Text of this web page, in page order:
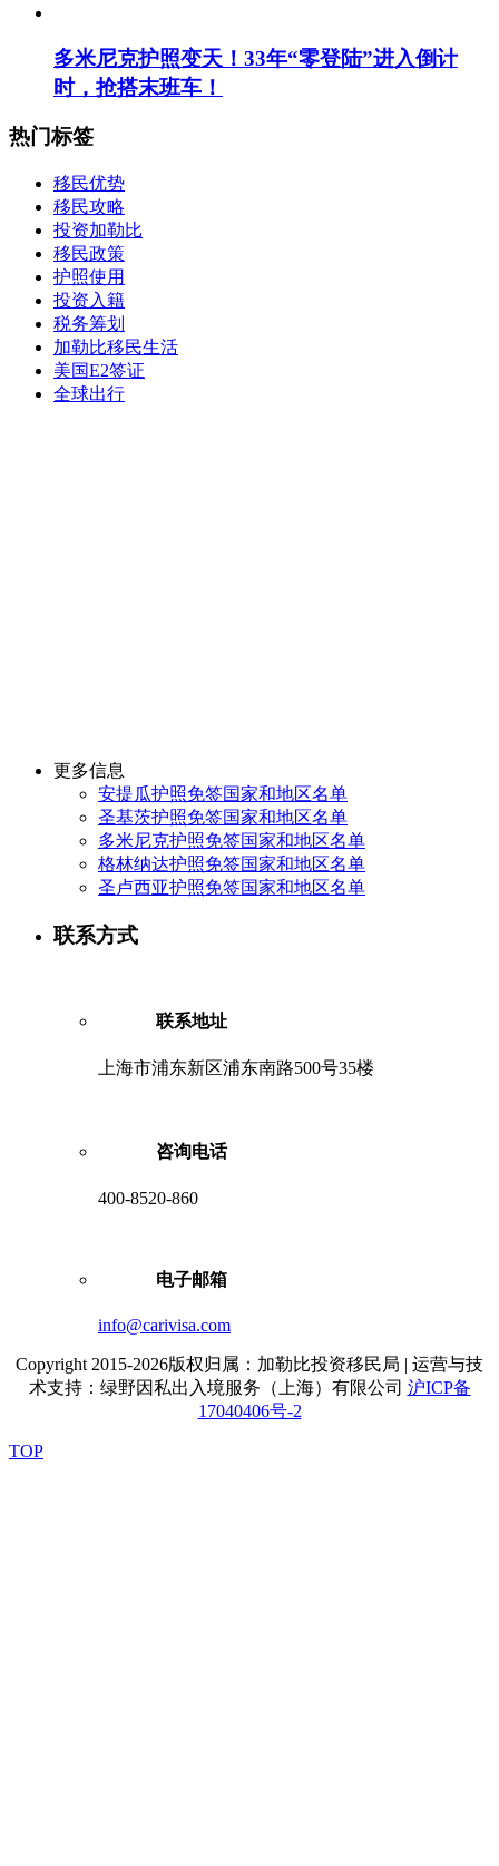
多米尼克护照变天！33年“零登陆”进入倒计
时，抢搭末班车！
热门标签
移民优势
移民攻略
投资加勒比
移民政策
护照使用
投资入籍
税务筹划
加勒比移民生活
美国E2签证
全球出行
更多信息
安提瓜护照免签国家和地区名单
圣基茨护照免签国家和地区名单
多米尼克护照免签国家和地区名单
格林纳达护照免签国家和地区名单
圣卢西亚护照免签国家和地区名单
联系方式
联系地址
上海市浦东新区浦东南路500号35楼
咨询电话
400-8520-860
电子邮箱
info@carivisa.com
Copyright 2015-2026版权归属：加勒比投资移民局 | 运营与技
术支持：绿野因私出入境服务（上海）有限公司 沪ICP备
17040406号-2
TOP